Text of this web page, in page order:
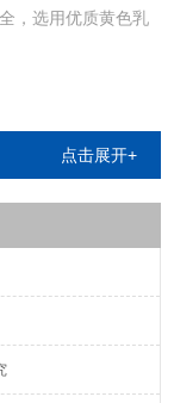
，选用优质黄色乳
件使用，是一种用
配套材料。也可用
玻璃仪器作配件。
点击展开+